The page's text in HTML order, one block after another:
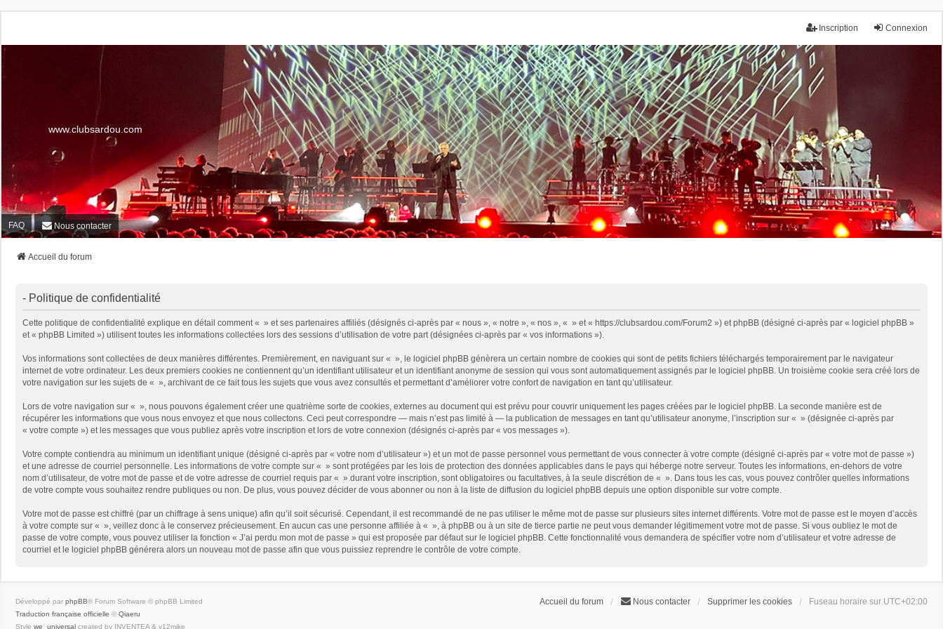
Connexion
Inscription
www.clubsardou.com
FAQ Nous contacter
Accueil du forum
- Politique de confidentialité
Cette politique de confidentialité explique en détail comment « » et ses partenaires affiliés (désignés ci-après par « nous », « notre », « nos », « » et « https://clubsardou.com/Forum2 ») et phpBB (désigné ci-après par « logiciel phpBB »
et « phpBB Limited ») utilisent toutes les informations collectées lors des sessions d’utilisation de votre part (désignées ci-après par « vos informations »).
Vos informations sont collectées de deux manières différentes. Premièrement, en naviguant sur « », le logiciel phpBB génèrera un certain nombre de cookies qui sont de petits fichiers téléchargés temporairement par le navigateur
internet de votre ordinateur. Les deux premiers cookies ne contiennent qu’un identifiant utilisateur et un identifiant anonyme de session qui vous sont automatiquement assignés par le logiciel phpBB. Un troisième cookie sera créé lors de
votre navigation sur les sujets de « », archivant de ce fait tous les sujets que vous avez consultés et permettant d’améliorer votre confort de navigation en tant qu’utilisateur.
Lors de votre navigation sur « », nous pouvons également créer une quatrième sorte de cookies, externes au document qui est prévu pour couvrir uniquement les pages créées par le logiciel phpBB. La seconde manière est de
récupérer les informations que vous nous envoyez et que nous collectons. Ceci peut correspondre — mais n’est pas limité à — la publication de messages en tant qu’utilisateur anonyme, l’inscription sur « » (désignée ci-après par
« votre compte ») et les messages que vous publiez après votre inscription et lors de votre connexion (désignés ci-après par « vos messages »).
Votre compte contiendra au minimum un identifiant unique (désigné ci-après par « votre nom d’utilisateur ») et un mot de passe personnel vous permettant de vous connecter à votre compte (désigné ci-après par « votre mot de passe »)
et une adresse de courriel personnelle. Les informations de votre compte sur « » sont protégées par les lois de protection des données applicables dans le pays qui héberge notre serveur. Toutes les informations, en-dehors de votre
nom d’utilisateur, de votre mot de passe et de votre adresse de courriel requis par « » durant votre inscription, sont obligatoires ou facultatives, à la seule discrétion de « ». Dans tous les cas, vous pouvez contrôler quelles informations
de votre compte vous souhaitez rendre publiques ou non. De plus, vous pouvez décider de vous abonner ou non à la liste de diffusion du logiciel phpBB depuis une option disponible sur votre compte.
Votre mot de passe est chiffré (par un chiffrage à sens unique) afin qu’il soit sécurisé. Cependant, il est recommandé de ne pas utiliser le même mot de passe sur plusieurs sites internet différents. Votre mot de passe est le moyen d’accès
à votre compte sur « », veillez donc à le conservez précieusement. En aucun cas une personne affiliée à « », à phpBB ou à un site de tierce partie ne peut vous demander légitimement votre mot de passe. Si vous oubliez le mot de
passe de votre compte, vous pouvez utiliser la fonction « J’ai perdu mon mot de passe » qui est proposée par défaut sur le logiciel phpBB. Cette fonctionnalité vous demandera de spécifier votre nom d’utilisateur et votre adresse de
courriel et le logiciel phpBB générera alors un nouveau mot de passe afin que vous puissiez reprendre le contrôle de votre compte.
Accueil du forum Nous contacter Supprimer les cookies Fuseau horaire sur UTC+02:00
Développé par phpBB® Forum Software © phpBB Limited
Traduction française officielle © Qiaeru
Style we_universal created by INVENTEA & v12mike